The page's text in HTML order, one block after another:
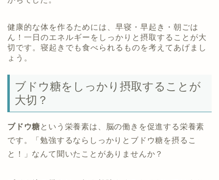
健康的な体を作るためには、早寝・早起き・朝ごは
ん！一日のエネルギーをしっかりと摂取することが大
切です。寝起きでも食べられるものを考えてあげまし
ょう。
ブドウ糖をしっかり摂取することが
大切？
ブドウ糖という栄養素は、脳の働きを促進する栄養素
です。「勉強するならしっかりとブドウ糖を摂るこ
と！」なんて聞いたことがありませんか？